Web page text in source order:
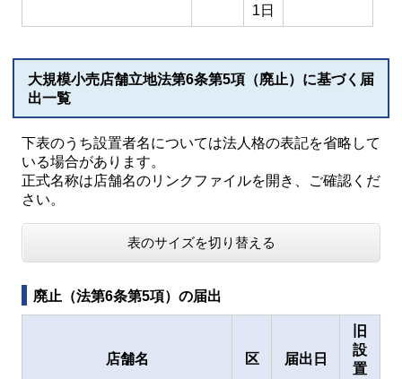
1日
大規模小売店舗立地法第6条第5項（廃止）に基づく届
出一覧
下表のうち設置者名については法人格の表記を省略して
いる場合があります。
正式名称は店舗名のリンクファイルを開き、ご確認くだ
さい。
表のサイズを切り替える
廃止（法第6条第5項）の届出
店舗名 区 届出日
旧
設
置